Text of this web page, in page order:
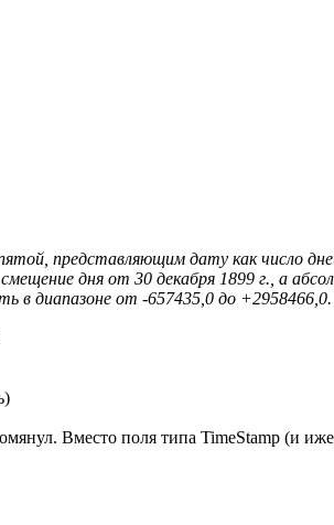
представляющим дату как число
дня от 30 декабря 1899 г., а
диапазоне от -657435,0 до +2958466,0.
Вместо поля типа TimeStamp (и